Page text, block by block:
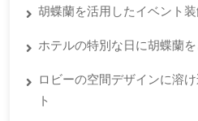
胡蝶蘭を活用したイベント
ホテルの特別な日に胡蝶蘭
ロビーの空間デザインに溶
ト